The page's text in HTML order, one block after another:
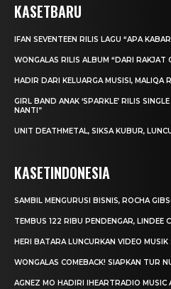
KASETBARU
IFAN SEVENTEEN RILIS LAGU “APA
WONGALAS RILIS ALBUM “DARI RAKJAT
HADIR DARI KELUARGA MUSISI, MALIQA
GIRL BAND ANAK ‘SPARKLE’ RILIS
NANTI”
UNIT DEATHMETAL, SIKSA KUBUR,
KASETINDONESIA
SAMBIL MENGURUSI BISNIS, ROCHA
TEMBUS 122 RIBU PENDENGAR, LINDEE
HERI BATARA LUNCURKAN VIDEO
WONGALAS COMEBACK! SIAPKAN TUR
AGNEZ MO HADIRI IHEARTRADIO